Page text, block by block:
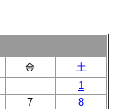
金
土
1
7
8